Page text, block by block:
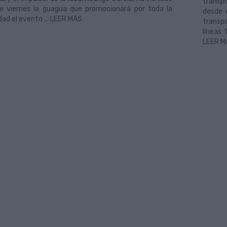
viernes la guagua que promocionará por toda la
el evento ... LEER MÁS
desde
líneas
LEER